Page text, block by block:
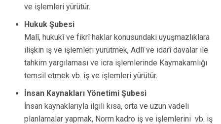
ve işlemleri yürütür.
Hukuk Şubesi
Malî, hukukî ve fikrî haklar konusundaki uyuşmazlıklara
ilişkin iş ve işlemleri yürütmek, Adlî ve idarî davalar ile
tahkim yargılaması ve icra işlemlerinde Kaymakamlığı
temsil etmek vb. iş ve işlemleri yürütür.
İnsan Kaynakları Yönetimi Şubesi
İnsan kaynaklarıyla ilgili kısa, orta ve uzun vadeli
planlamalar yapmak, Norm kadro iş ve işlemlerini vb. iş